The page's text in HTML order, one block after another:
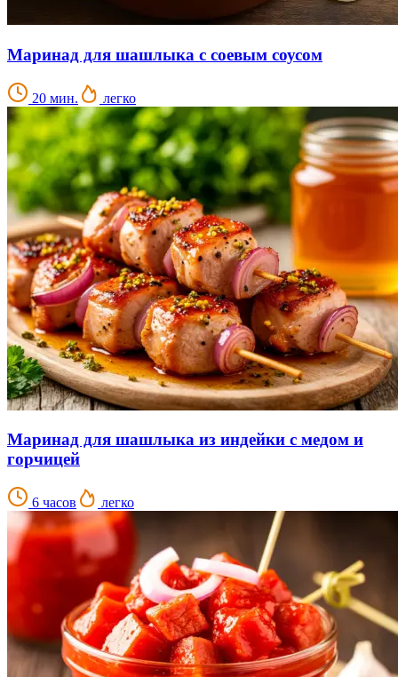
Маринад для шашлыка с соевым соусом
20 мин. легко
Маринад для шашлыка из индейки с медом и
горчицей
6 часов легко